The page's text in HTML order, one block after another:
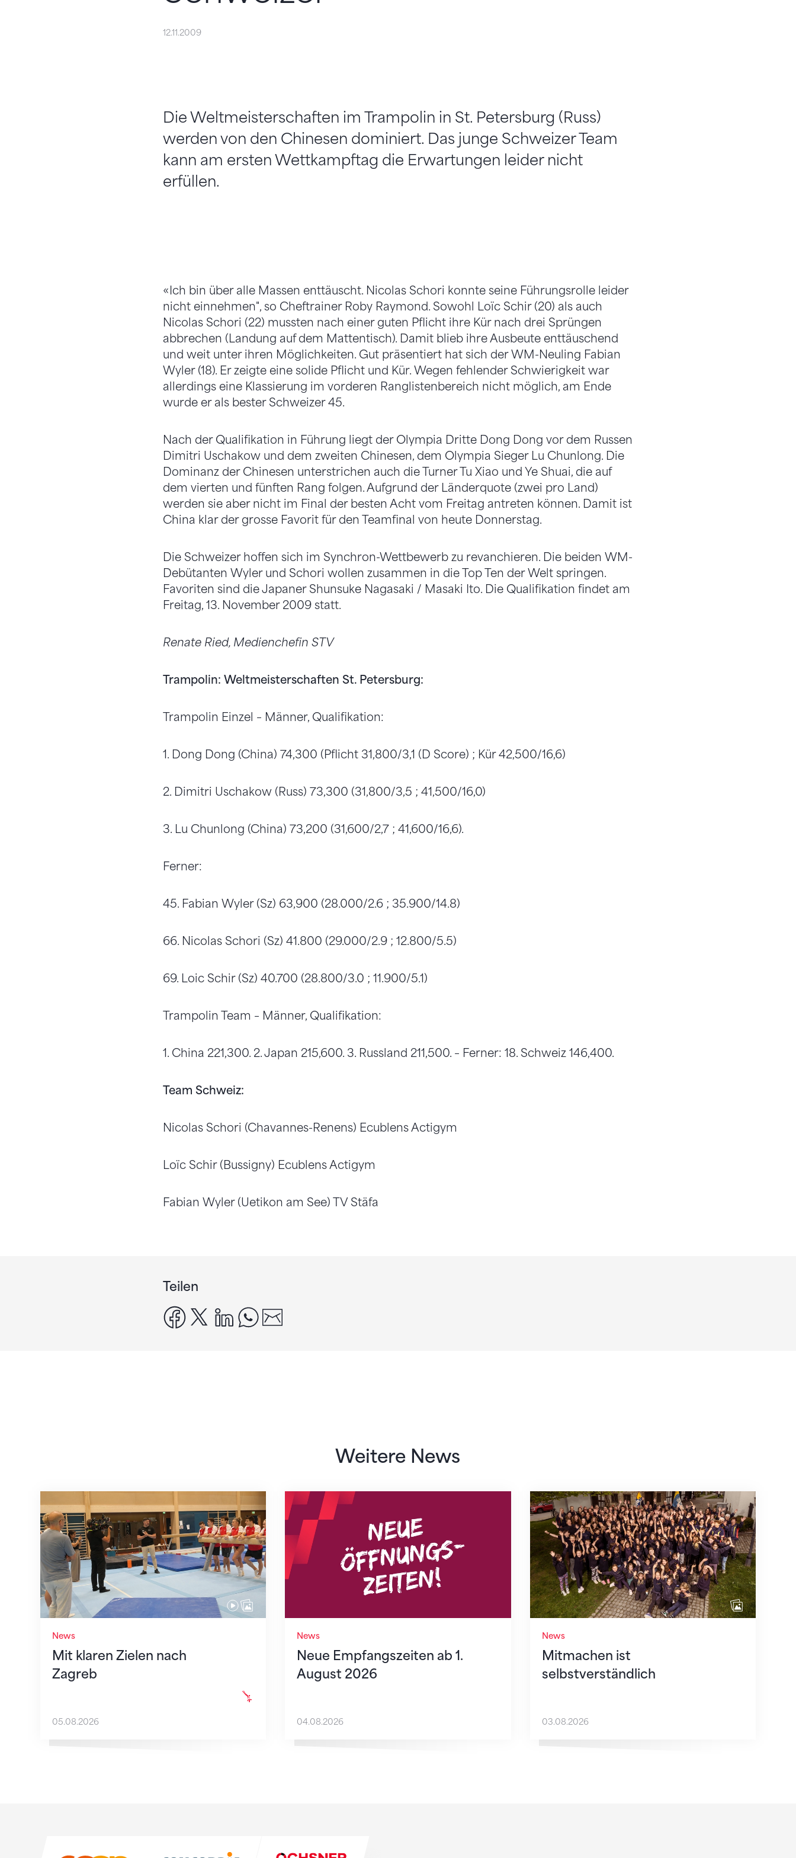
12.11.2009
Die Weltmeisterschaften im Trampolin in St. Petersburg (Russ)
werden von den Chinesen dominiert. Das junge Schweizer Team
kann am ersten Wettkampftag die Erwartungen leider nicht
erfüllen.
«Ich bin über alle Massen enttäuscht. Nicolas Schori konnte seine Führungsrolle leider
nicht einnehmen", so Cheftrainer Roby Raymond. Sowohl Loïc Schir (20) als auch
Nicolas Schori (22) mussten nach einer guten Pflicht ihre Kür nach drei Sprüngen
abbrechen (Landung auf dem Mattentisch). Damit blieb ihre Ausbeute enttäuschend
und weit unter ihren Möglichkeiten. Gut präsentiert hat sich der WM-Neuling Fabian
Wyler (18). Er zeigte eine solide Pflicht und Kür. Wegen fehlender Schwierigkeit war
allerdings eine Klassierung im vorderen Ranglistenbereich nicht möglich, am Ende
wurde er als bester Schweizer 45.
Nach der Qualifikation in Führung liegt der Olympia Dritte Dong Dong vor dem Russen
Dimitri Uschakow und dem zweiten Chinesen, dem Olympia Sieger Lu Chunlong. Die
Dominanz der Chinesen unterstrichen auch die Turner Tu Xiao und Ye Shuai, die auf
dem vierten und fünften Rang folgen. Aufgrund der Länderquote (zwei pro Land)
werden sie aber nicht im Final der besten Acht vom Freitag antreten können. Damit ist
China klar der grosse Favorit für den Teamfinal von heute Donnerstag.
Die Schweizer hoffen sich im Synchron-Wettbewerb zu revanchieren. Die beiden WM-
Debütanten Wyler und Schori wollen zusammen in die Top Ten der Welt springen.
Favoriten sind die Japaner Shunsuke Nagasaki / Masaki Ito. Die Qualifikation findet am
Freitag, 13. November 2009 statt.
Renate Ried, Medienchefin STV
Trampolin: Weltmeisterschaften St. Petersburg:
Trampolin Einzel – Männer, Qualifikation:
1. Dong Dong (China) 74,300 (Pflicht 31,800/3,1 (D Score) ; Kür 42,500/16,6)
2. Dimitri Uschakow (Russ) 73,300 (31,800/3,5 ; 41,500/16,0)
3. Lu Chunlong (China) 73,200 (31,600/2,7 ; 41,600/16,6).
Ferner:
45. Fabian Wyler (Sz) 63,900 (28.000/2.6 ; 35.900/14.8)
66. Nicolas Schori (Sz) 41.800 (29.000/2.9 ; 12.800/5.5)
69. Loic Schir (Sz) 40.700 (28.800/3.0 ; 11.900/5.1)
Trampolin Team – Männer, Qualifikation:
1. China 221,300. 2. Japan 215,600. 3. Russland 211,500. – Ferner: 18. Schweiz 146,400.
Team Schweiz:
Nicolas Schori (Chavannes-Renens) Ecublens Actigym
Loïc Schir (Bussigny) Ecublens Actigym
Fabian Wyler (Uetikon am See) TV Stäfa
Teilen
facebook
x linkedinwhatsapp
Weitere News
News
Mit klaren Zielen nach
Zagreb
Mit klaren Zielen nach Zagreb
05.08.2026
News
Neue Empfangszeiten ab 1.
August 2026
Neue Empfangszeiten ab 1. August 2026
04.08.2026
News
Mitmachen ist
selbstverständlich
Mitmachen ist selbstverständlich
03.08.2026